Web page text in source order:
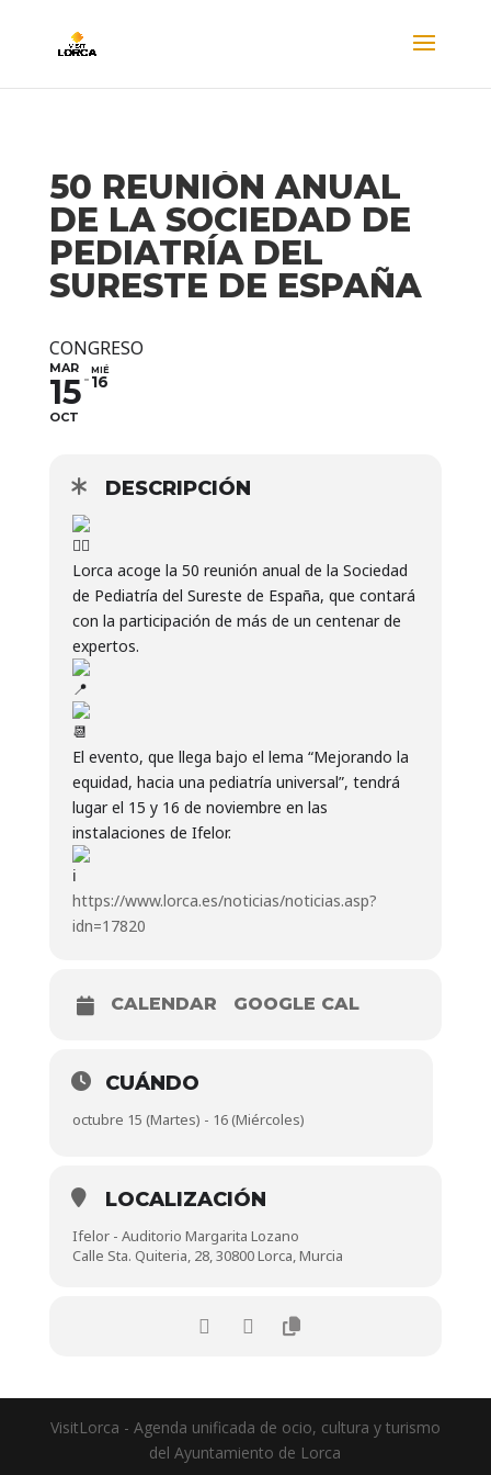
50 REUNIÓN ANUAL
DE LA SOCIEDAD DE
PEDIATRÍA DEL
SURESTE DE ESPAÑA
CONGRESO
MAR
15
OCT
MIÉ
16
DESCRIPCIÓN
Lorca acoge la 50 reunión anual de la Sociedad
de Pediatría del Sureste de España, que contará
con la participación de más de un centenar de
expertos.
El evento, que llega bajo el lema “Mejorando la
equidad, hacia una pediatría universal”, tendrá
lugar el 15 y 16 de noviembre en las
instalaciones de Ifelor.
https://www.lorca.es/noticias/noticias.asp?
idn=17820
CALENDAR GOOGLE CAL
CUÁNDO
octubre 15 (Martes) - 16 (Miércoles)
LOCALIZACIÓN
Ifelor - Auditorio Margarita Lozano
Calle Sta. Quiteria, 28, 30800 Lorca, Murcia
VisitLorca - Agenda unificada de ocio, cultura y turismo
del Ayuntamiento de Lorca